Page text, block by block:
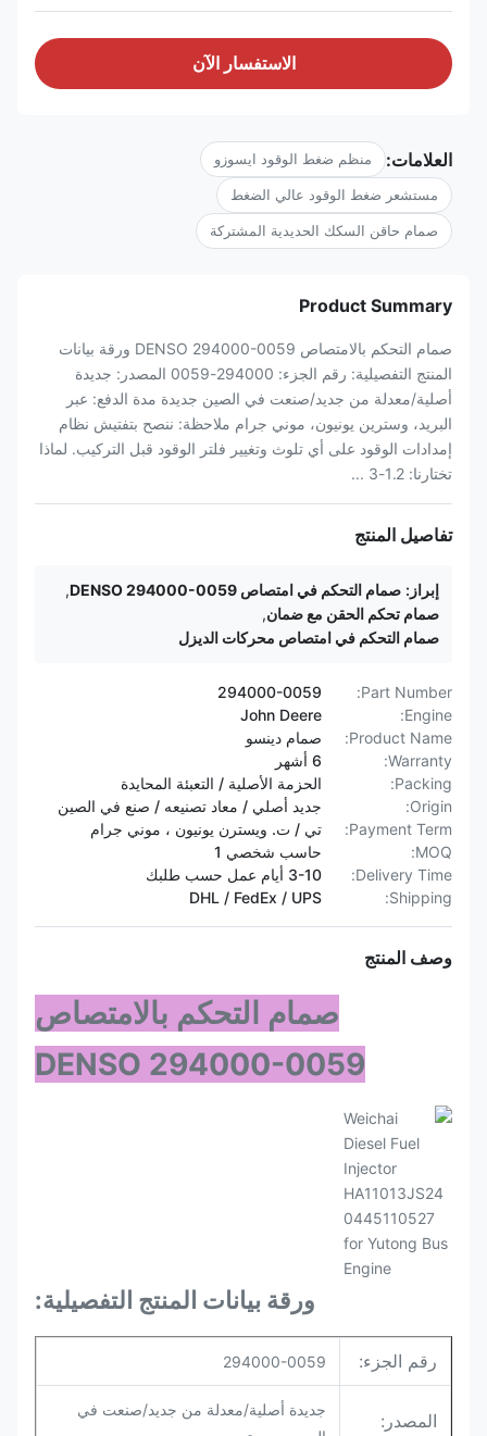
الاستفسار الآن
العلامات: منظم ضغط الوقود ايسوزو
مستشعر ضغط الوقود عالي الضغط
صمام حاقن السكك الحديدية المشتركة
Product Summary
صمام التحكم بالامتصاص DENSO 294000-0059 ورقة بيانات
المنتج التفصيلية: رقم الجزء: 294000-0059 المصدر: جديدة
أصلية/معدلة من جديد/صنعت في الصين جديدة مدة الدفع: عبر
البريد، وسترين يونيون، موني جرام ملاحظة: ننصح بتفتيش نظام
إمدادات الوقود على أي تلوث وتغيير فلتر الوقود قبل التركيب. لماذا
تختارنا: 1.2-3 ...
تفاصيل المنتج
إبراز: صمام التحكم في امتصاص DENSO 294000-0059
,
صمام تحكم الحقن مع ضمان,
صمام التحكم في امتصاص محركات الديزل
Part Number:
294000-0059
Engine:
John Deere
Product Name:
صمام دينسو
Warranty:
6 أشهر
Packing:
الحزمة الأصلية / التعبئة المحايدة
Origin:
جديد أصلي / معاد تصنيعه / صنع في الصين
Payment Term:
تي / ت. ويسترن يونيون ، موني جرام
MOQ:
حاسب شخصي 1
Delivery Time:
3-10 أيام عمل حسب طلبك
Shipping:
DHL / FedEx / UPS
وصف المنتج
صمام التحكم بالامتصاص
DENSO 294000-0059
ورقة بيانات المنتج التفصيلية:
رقم الجزء: 294000-0059
المصدر:
جديدة أصلية/معدلة من جديد/صنعت في